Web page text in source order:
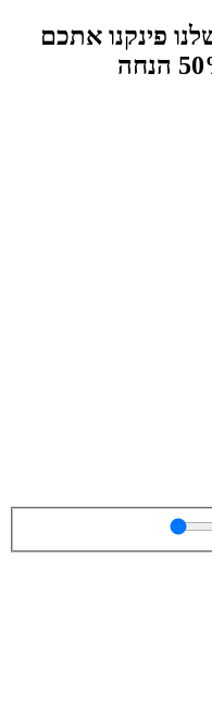
פינקנו אתכם